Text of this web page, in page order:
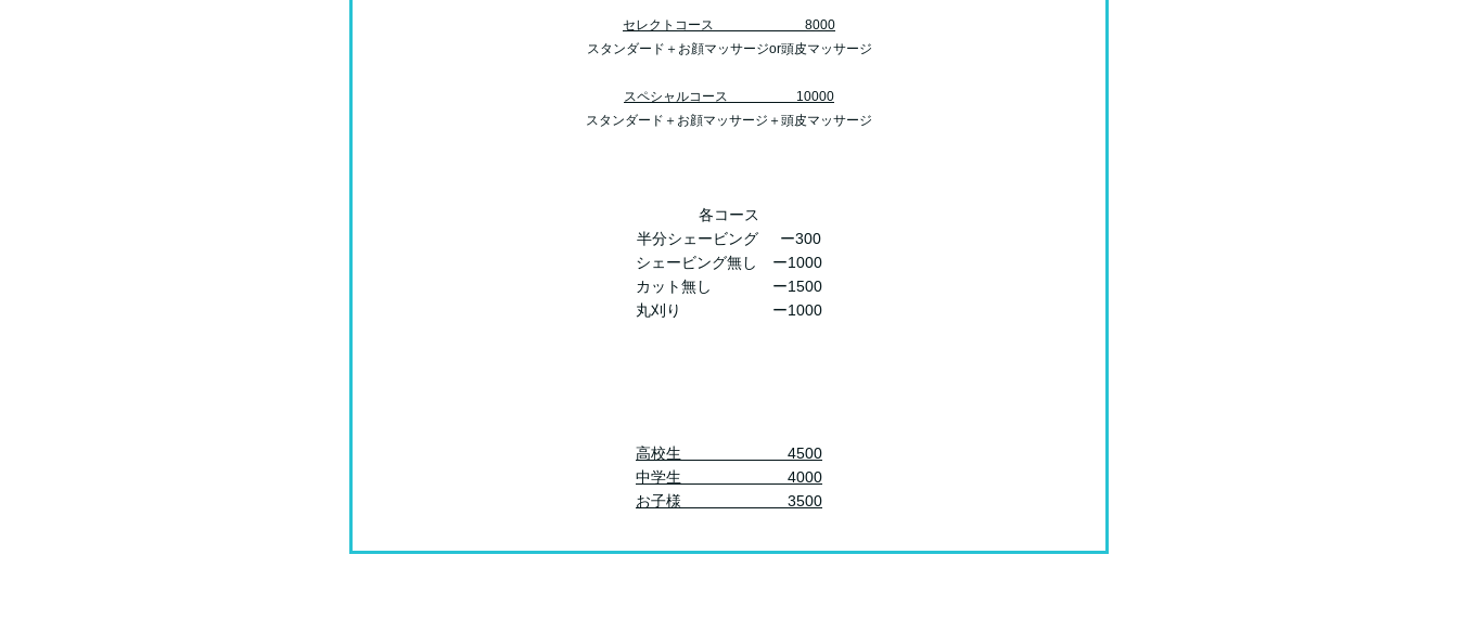
セレクトコース 8000
スタンダード＋お顔マッサージor頭皮マッサージ
スペシャルコース 10000
スタンダード＋お顔マッサージ＋頭皮マッサージ
各コース
半分シェービング ー300
シェービング無し ー1000
カット無し ー1500
丸刈り ー1000
高校生 4500
中学生 4000
お子様 3500